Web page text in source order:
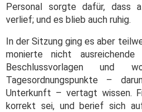
Personal sorgte dafür, dass
verlief; und es blieb auch ruhig.
In der Sitzung ging es aber
monierte nicht
Beschlussvorlagen und
Tagesordnungspunkte –
Unterkunft – vertagt wissen.
korrekt sei, und berief sich